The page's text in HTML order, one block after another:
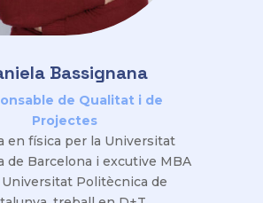
Bassignana
de Qualitat i de
Projectes
en física per la Universitat
de Barcelona i excutive MBA
Politècnica de